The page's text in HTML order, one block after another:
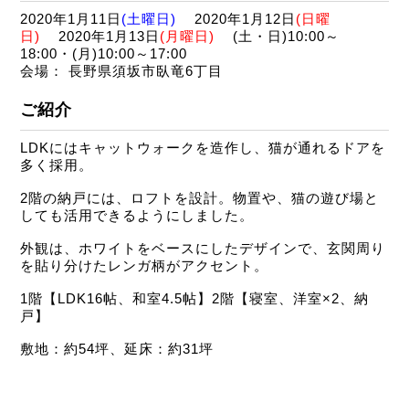
2020年1月11日 (土曜日) 2020年1月12日 (日曜
日)
2020年1月13日 (月曜日)
(土・日)10:00～
18:00・(月)10:00～17:00
会場： 長野県須坂市臥竜6丁目
ご紹介
LDKにはキャットウォークを造作し、猫が通れるドアを
多く採用。
2階の納戸には、ロフトを設計。物置や、猫の遊び場と
しても活用できるようにしました。
外観は、ホワイトをベースにしたデザインで、玄関周り
を貼り分けたレンガ柄がアクセント。
1階【LDK16帖、和室4.5帖】2階【寝室、洋室×2、納
戸】
敷地：約54坪、延床：約31坪